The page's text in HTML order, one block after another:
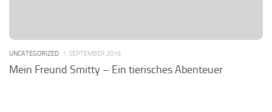
UNCATEGORIZED 1. SEPTEMBER 2016
Mein Freund Smitty – Ein tierisches Abenteuer